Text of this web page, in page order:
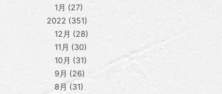
1月
27
2022 351
12月
28
11月
30
10月
31
9月
26
8月 31